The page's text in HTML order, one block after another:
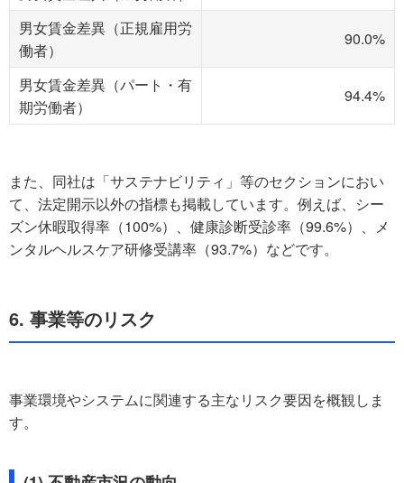
男女賃金差異（正規雇用労
働者）
90.0%
男女賃金差異（パート・有
期労働者）
94.4%
また、同社は「サステナビリティ」等のセクションにおい
て、法定開示以外の指標も掲載しています。例えば、シー
ズン休暇取得率（100%）、健康診断受診率（99.6%）、メ
ンタルヘルスケア研修受講率（93.7%）などです。
6. 事業等のリスク
事業環境やシステムに関連する主なリスク要因を概観しま
す。